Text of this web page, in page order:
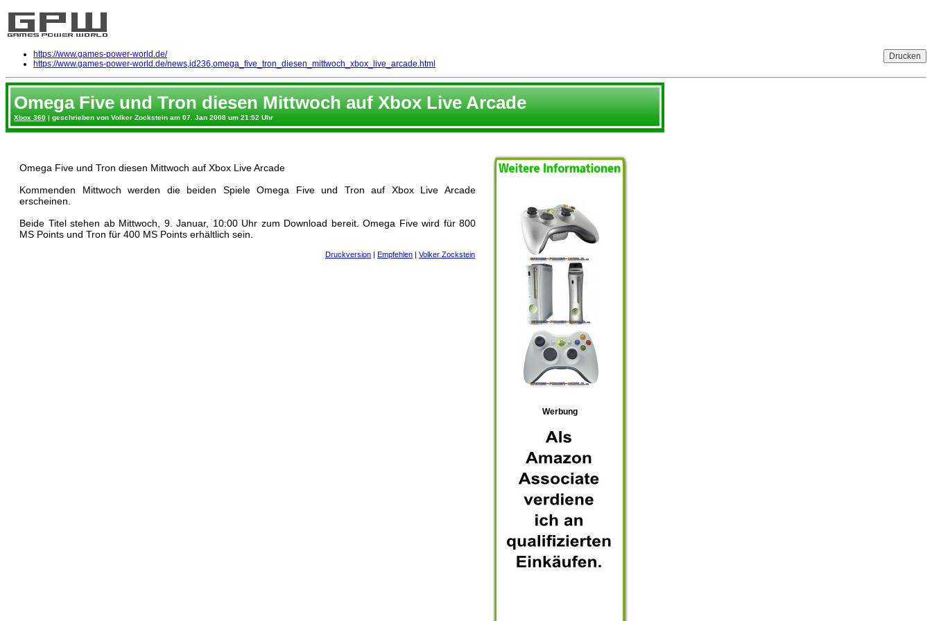
https://www.games-power-world.de/
https://www.games-power-world.de/news,id236,omega_five_tron_diesen_mittwoch_xbox_live_arcade.html
Omega Five und Tron diesen Mittwoch auf Xbox Live Arcade
Xbox 360 | geschrieben von Volker Zockstein am 07. Jan 2008 um 21:52 Uhr
Omega Five und Tron diesen Mittwoch auf Xbox Live Arcade
Kommenden Mittwoch werden die beiden Spiele Omega Five und Tron auf Xbox Live Arcade
erscheinen.
Beide Titel stehen ab Mittwoch, 9. Januar, 10:00 Uhr zum Download bereit. Omega Five wird für 800
MS Points und Tron für 400 MS Points erhältlich sein.
Druckversion | Empfehlen | Volker Zockstein
Werbung